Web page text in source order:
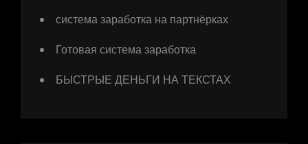
система заработка на партнёрках
Готовая система заработка
БЫСТРЫЕ ДЕНЬГИ НА ТЕКСТАХ